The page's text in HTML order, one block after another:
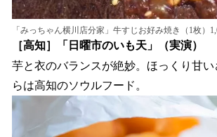
「みっちゃん横川店分家」牛すじお好み焼き（1枚）
［高知］「日曜市のいも天」（実演）
芋と衣のバランスが絶妙。ほっくり甘
らは高知のソウルフード。